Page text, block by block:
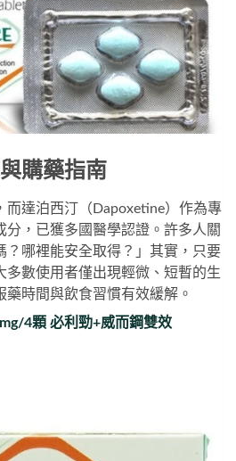
購藥指南
而達泊西汀（Dapoxetine）作為專
分，已獲多國醫學認證。許多人關
？哪裡能安全取得？」其實，只要
多數使用者僅出現輕微、短暫的生
時間與飲食習慣有效緩解。
4顆 必利勁+威而鋼雙效